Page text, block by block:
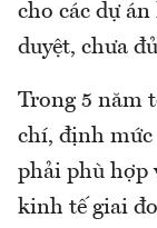
cho các dự
duyệt, chưa
Trong 5 năm
chí, định
phải phù hợp
kinh tế giai